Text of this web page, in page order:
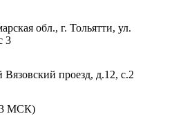
обл., г. Тольятти, ул.
3
проезд, д.12, с.2
МСК)